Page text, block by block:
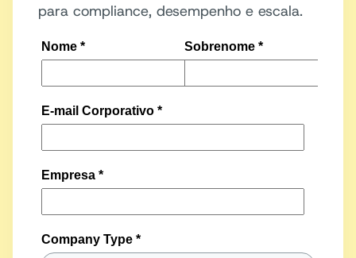
para compliance, desempenho e escala.